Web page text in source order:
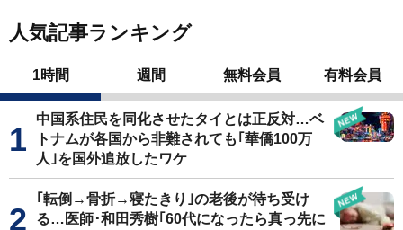
人気記事ランキング
1時間 週間 無料会員 有料会員
中国系住民を同化させたタイとは正反対…ベ
トナムが各国から非難されても｢華僑100万
人｣を国外追放したワケ
｢転倒→骨折→寝たきり｣の老後が待ち受け
る…医師･和田秀樹｢60代になったら真っ先に